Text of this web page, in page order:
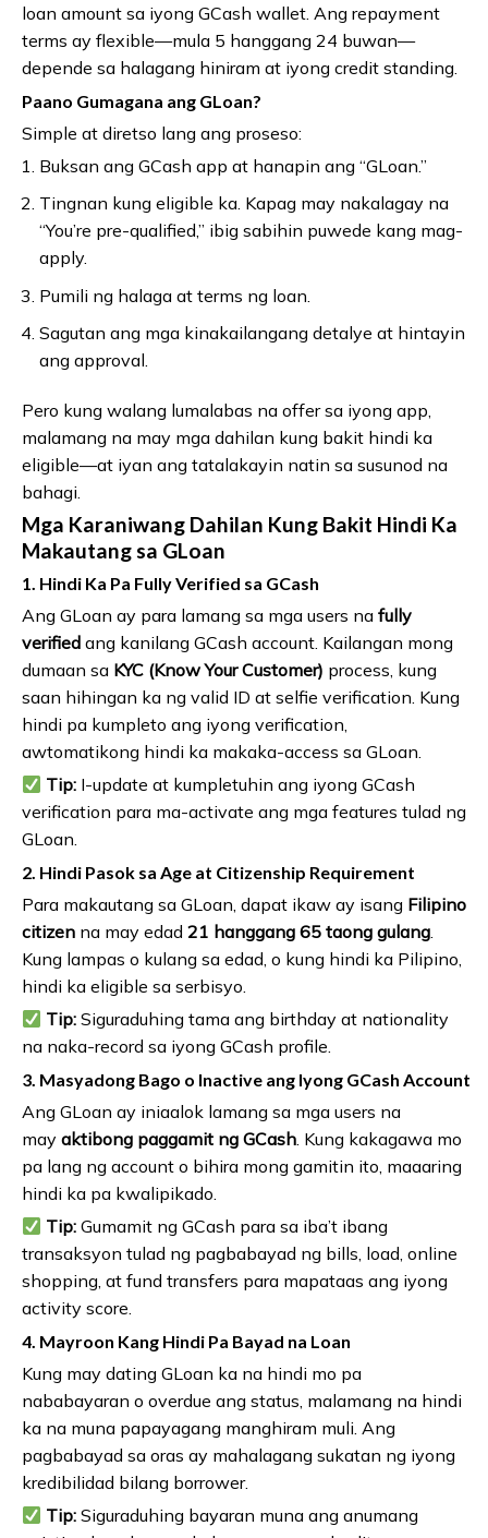
loan amount sa iyong GCash wallet. Ang repayment
terms ay flexible—mula 5 hanggang 24 buwan—
depende sa halagang hiniram at iyong credit standing.
Paano Gumagana ang GLoan?
Simple at diretso lang ang proseso:
Buksan ang GCash app at hanapin ang “GLoan.”
Tingnan kung eligible ka. Kapag may nakalagay na
“You’re pre-qualified,” ibig sabihin puwede kang mag-
apply.
Pumili ng halaga at terms ng loan.
Sagutan ang mga kinakailangang detalye at hintayin
ang approval.
Pero kung walang lumalabas na offer sa iyong app,
malamang na may mga dahilan kung bakit hindi ka
eligible—at iyan ang tatalakayin natin sa susunod na
bahagi.
Mga Karaniwang Dahilan Kung Bakit Hindi Ka
Makautang sa GLoan
1. Hindi Ka Pa Fully Verified sa GCash
Ang GLoan ay para lamang sa mga users na fully
verified ang kanilang GCash account. Kailangan mong
dumaan sa KYC (Know Your Customer) process, kung
saan hihingan ka ng valid ID at selfie verification. Kung
hindi pa kumpleto ang iyong verification,
awtomatikong hindi ka makaka-access sa GLoan.
Tip: I-update at kumpletuhin ang iyong GCash
verification para ma-activate ang mga features tulad ng
GLoan.
2. Hindi Pasok sa Age at Citizenship Requirement
Para makautang sa GLoan, dapat ikaw ay isang Filipino
citizen na may edad 21 hanggang 65 taong gulang.
Kung lampas o kulang sa edad, o kung hindi ka Pilipino,
hindi ka eligible sa serbisyo.
Tip: Siguraduhing tama ang birthday at nationality
na naka-record sa iyong GCash profile.
3. Masyadong Bago o Inactive ang Iyong GCash Account
Ang GLoan ay iniaalok lamang sa mga users na
may aktibong paggamit ng GCash. Kung kakagawa mo
pa lang ng account o bihira mong gamitin ito, maaaring
hindi ka pa kwalipikado.
Tip: Gumamit ng GCash para sa iba’t ibang
transaksyon tulad ng pagbabayad ng bills, load, online
shopping, at fund transfers para mapataas ang iyong
activity score.
4. Mayroon Kang Hindi Pa Bayad na Loan
Kung may dating GLoan ka na hindi mo pa
nababayaran o overdue ang status, malamang na hindi
ka na muna papayagang manghiram muli. Ang
pagbabayad sa oras ay mahalagang sukatan ng iyong
kredibilidad bilang borrower.
Tip: Siguraduhing bayaran muna ang anumang